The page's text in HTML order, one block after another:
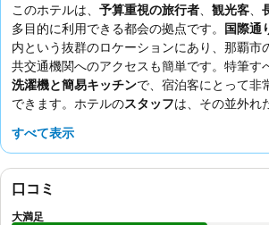
このホテルは、 予算重視の旅行者 観光客
多目的に利用できる都会の拠点です。 国際通
内という抜群のロケーションにあり、那覇市
共交通機関へのアクセスも簡単です。特筆す
洗濯機と簡易キッチンで、宿泊客にとって非
できます。ホテルのスタッフは、その並外れ
快適さのために、賑やかな周辺地域の騒音を
すべて表示
口コミ
大満足